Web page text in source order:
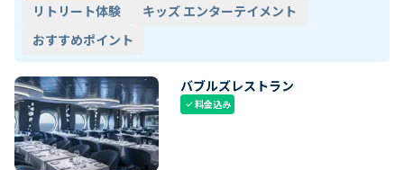
リトリート体験
キッズ エンターテイメント
おすすめポイント
バブルズレストラン
check料金込み